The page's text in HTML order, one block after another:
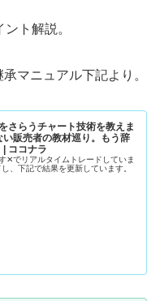
ト解説。
マニュアル下記より。
さらうチャート技術を教えま
い販売者の教材巡り。もう辞
| ココナラ
✕でリアルタイムトレードしていま
、下記で結果を更新しています。